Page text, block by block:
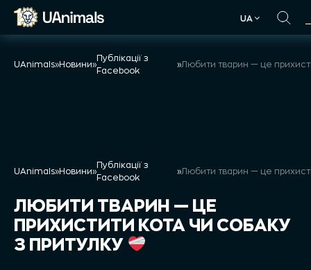
Skip
UA
UAnimals»Новини»
Публікації з
Facebook
»
UAnimals»Новини»
Публікації з
Facebook
»
ЛЮБИТИ ТВАРИН — ЦЕ
ПРИХИСТИТИ КОТА ЧИ СОБАКУ
З ПРИТУЛКУ